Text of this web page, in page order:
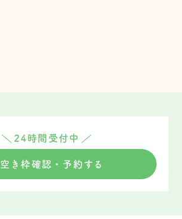
24時間受付中
空き枠確認・予約する